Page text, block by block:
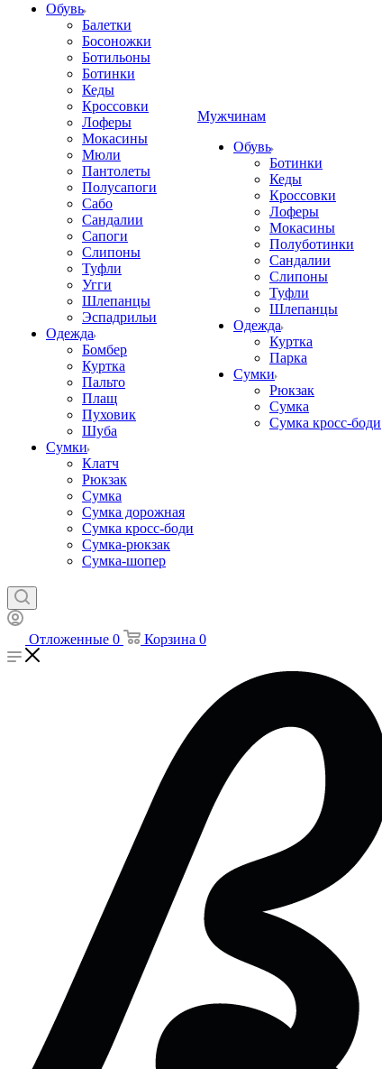
Обувь
Балетки
Босоножки
Ботильоны
Ботинки
Кеды
Кроссовки
Лоферы
Мокасины
Мюли
Пантолеты
Полусапоги
Сабо
Сандалии
Сапоги
Слипоны
Туфли
Угги
Шлепанцы
Эспадрильи
Одежда
Бомбер
Куртка
Пальто
Плащ
Пуховик
Шуба
Сумки
Клатч
Рюкзак
Сумка
Сумка дорожная
Сумка кросс-боди
Сумка-рюкзак
Сумка-шопер
Мужчинам
Обувь
Ботинки
Кеды
Кроссовки
Лоферы
Мокасины
Полуботинки
Сандалии
Слипоны
Туфли
Шлепанцы
Одежда
Куртка
Парка
Сумки
Рюкзак
Сумка
Сумка кросс-боди
Отложенные 0 Корзина 0